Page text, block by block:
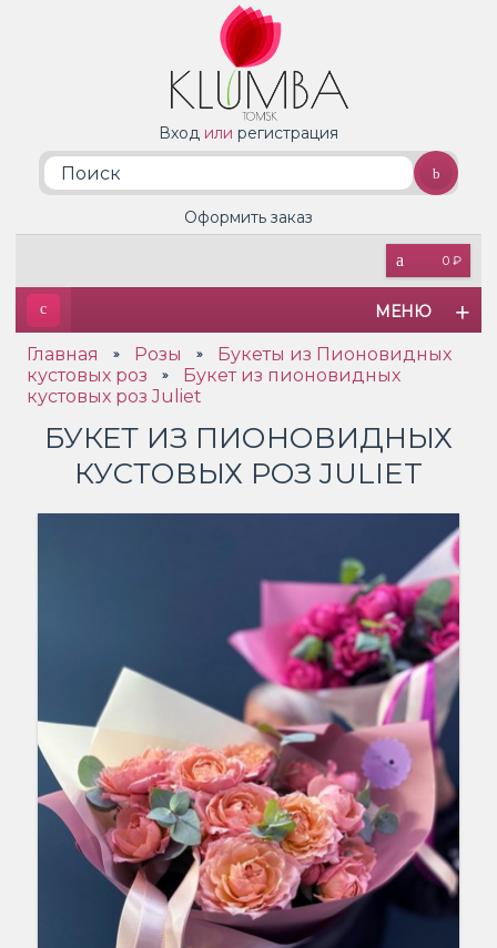
Вход или регистрация
0 ₽
Оформить заказ
МЕНЮ
Главная » Розы »
Букеты из Пионовидных
кустовых роз
»
Букет из пионовидных
кустовых роз Juliet
БУКЕТ ИЗ ПИОНОВИДНЫХ
КУСТОВЫХ РОЗ JULIET